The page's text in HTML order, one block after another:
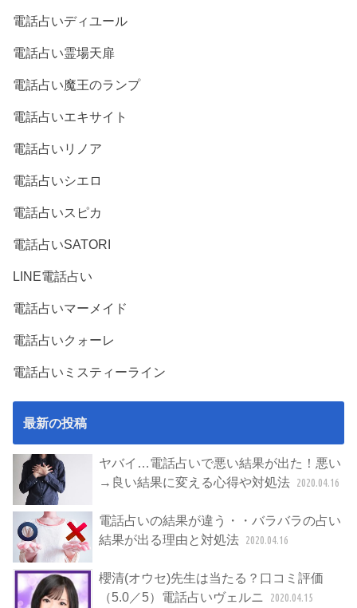
電話占いディユール
電話占い霊場天扉
電話占い魔王のランプ
電話占いエキサイト
電話占いリノア
電話占いシエロ
電話占いスピカ
電話占いSATORI
LINE電話占い
電話占いマーメイド
電話占いクォーレ
電話占いミスティーライン
最新の投稿
ヤバイ…電話占いで悪い結果が出た！悪い
→良い結果に変える心得や対処法 2020.04.16
電話占いの結果が違う・・バラバラの占い
結果が出る理由と対処法 2020.04.16
櫻清(オウセ)先生は当たる？口コミ評価
（5.0／5）電話占いヴェルニ
2020.04.15